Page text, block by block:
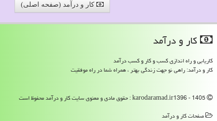
کار و درآمد (صفحه اصلی)
كار و درآمد
کاریابی و راه اندازی کسب و کار و کسب درآمد
کار و درآمد: راهی نو جهت زندگی بهتر ، همراه شما در راه موفقیت
صفحات كار و درآمد